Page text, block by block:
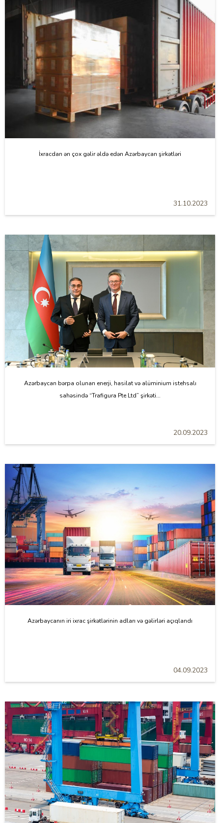
İxracdan ən çox gəlir əldə edən Azərbaycan şirkətləri
31.10.2023
Azərbaycan bərpa olunan enerji, hasilat və alüminium istehsalı
sahəsində “Trafigura Pte Ltd” şirkəti...
20.09.2023
Azərbaycanın iri ixrac şirkətlərinin adları və gəlirləri açıqlandı
04.09.2023